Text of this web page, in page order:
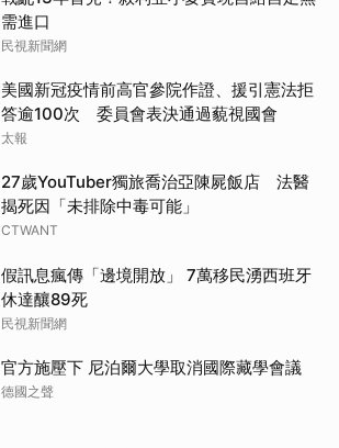
需進口
民視新聞網
美國新冠疫情前高官參院作證、援引憲法拒
答逾100次 委員會表決通過藐視國會
太報
27歲YouTuber獨旅喬治亞陳屍飯店 法醫
揭死因「未排除中毒可能」
CTWANT
假訊息瘋傳「邊境開放」 7萬移民湧西班牙
休達釀89死
民視新聞網
官方施壓下 尼泊爾大學取消國際藏學會議
德國之聲